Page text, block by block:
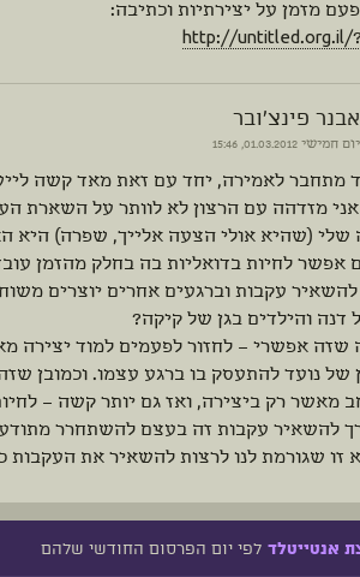
מזמן על יצירתיות וכתיבה:
http://untitled.org.il/
אבנר פינצ'ובר
יום חמישי
מתחבר לאמירה, יחד עם זאת מאד קשה
מזדהה עם הרצון לא לוותר על השארת
(שהיא אולי הצעה אלייך, שפרה) היא
אפשר לחיות בדואליות בה בחלק מהזמן
עקבות וברגעים אחרים יוצרים
דנה והילדים בגן של קיקה?
שזה אפשרי – לחזור לפעמים למוד יצירה
של נועד להתעסק בו ברגע עצמו. וכמובן
מאשר רק ביצירה, ואז גם יותר קשה –
להשאיר עקבות זה בעצם להשתחרר
זו שגורמת לנו לרצות להשאיר את העקבות
אנטייטלד לפי יום הפרסום החודשי שלהם